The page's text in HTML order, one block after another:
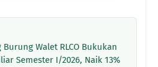
Burung Walet RLCO Bukukan
Semester I/2026, Naik 13%